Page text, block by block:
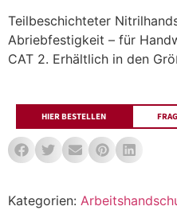
Teilbeschichteter
Abriebfestigkeit – für
CAT 2. Erhältlich in den
HIER BESTELLEN
Kategorien: